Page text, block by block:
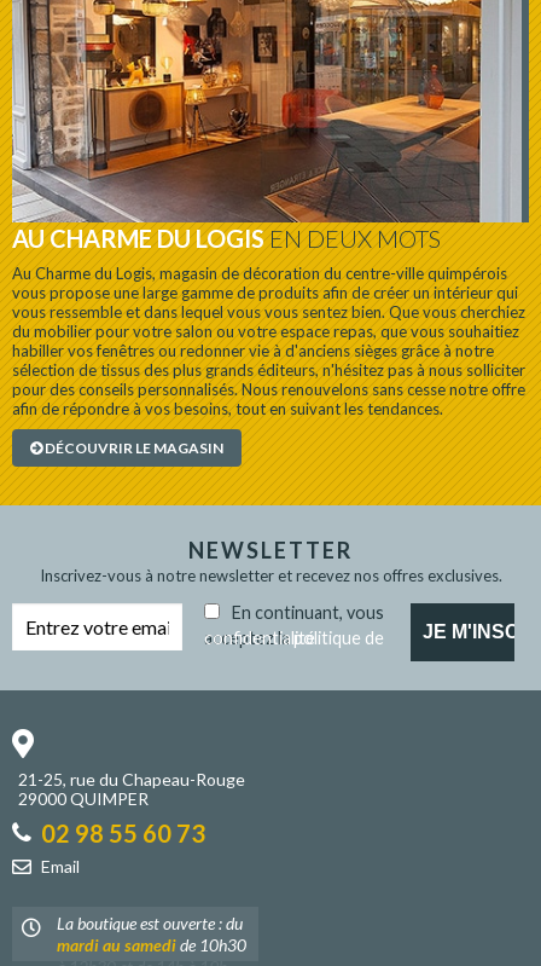
AU CHARME DU LOGISEN DEUX MOTS
Au Charme du Logis, magasin de décoration du centre-ville quimpérois
vous propose une large gamme de produits afin de créer un intérieur qui
vous ressemble et dans lequel vous vous sentez bien. Que vous cherchiez
du mobilier pour votre salon ou votre espace repas, que vous souhaitiez
habiller vos fenêtres ou redonner vie à d'anciens sièges grâce à notre
sélection de tissus des plus grands éditeurs, n'hésitez pas à nous solliciter
pour des conseils personnalisés. Nous renouvelons sans cesse notre offre
afin de répondre à vos besoins, tout en suivant les tendances.
DÉCOUVRIR LE MAGASIN
NEWSLETTER
Inscrivez-vous à notre newsletter et recevez nos offres exclusives.
En continuant, vous
acceptez la
politique de confidentialité
21-25, rue du Chapeau-Rouge
29000 QUIMPER
02 98 55 60 73
Email
La boutique est ouverte : du
mardi au samedide 10h30